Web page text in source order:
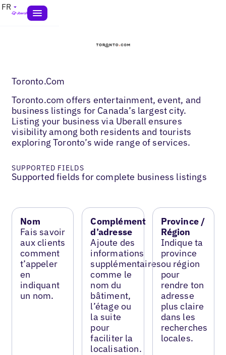
FR
Toronto.Com
Toronto.com offers entertainment, event, and
business listings for Canada’s largest city.
Listing your business via Uberall ensures
visibility among both residents and tourists
exploring Toronto’s wide range of services.
SUPPORTED FIELDS
Supported fields for complete business listings
Nom
Fais savoir
aux clients
comment
t’appeler
en
indiquant
un nom.
Complément
d’adresse
Ajoute des
informations
supplémentaires
comme le
nom du
bâtiment,
l’étage ou
la suite
pour
faciliter la
localisation.
Province /
Région
Indique ta
province
ou région
pour
rendre ton
adresse
plus claire
dans les
recherches
locales.